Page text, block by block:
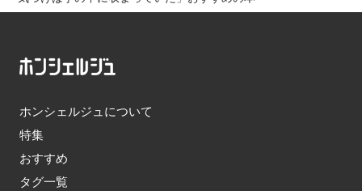
ホンシェルジュについて
特集
おすすめ
タグ一覧